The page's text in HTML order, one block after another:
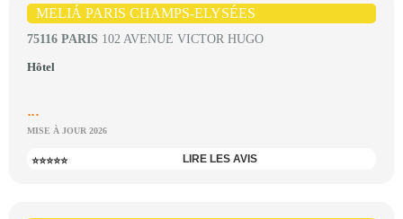
MELIÁ PARIS CHAMPS-ELYSÉES
75116 PARIS 102 AVENUE VICTOR HUGO
Hôtel
...
MISE À JOUR 2026
⭐⭐⭐⭐⭐ LIRE LES AVIS